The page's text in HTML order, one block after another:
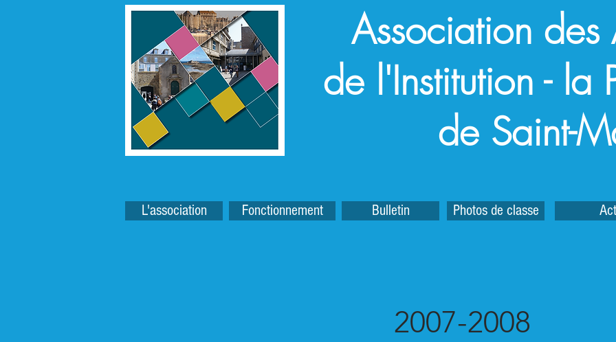
Association
de l'Institution - la
de Saint-
L'association Fonctionnement Bulletin Photos de classe
2007-2008